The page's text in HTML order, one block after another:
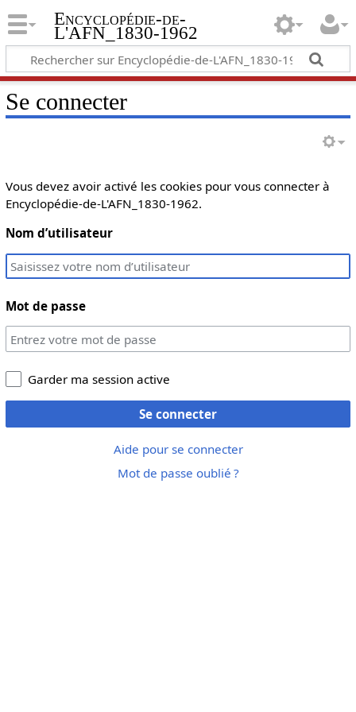
Encyclopédie-de-
L'AFN_1830-1962
Se connecter
Vous devez avoir activé les cookies pour vous connecter à
Encyclopédie-de-L'AFN_1830-1962.
Nom d’utilisateur
Mot de passe
Garder ma session active
Se connecter
Aide pour se connecter
Mot de passe oublié ?